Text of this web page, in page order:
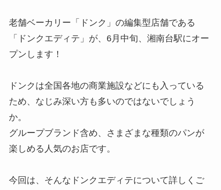
老舗ベーカリー「ドンク」の編集型店舗である
「ドンクエディテ」が、6月中旬、湘南台駅にオー
プンします！
ドンクは全国各地の商業施設などにも入っている
ため、なじみ深い方も多いのではないでしょう
か。
グループブランド含め、さまざまな種類のパンが
楽しめる人気のお店です。
今回は、そんなドンクエディテについて詳しくご